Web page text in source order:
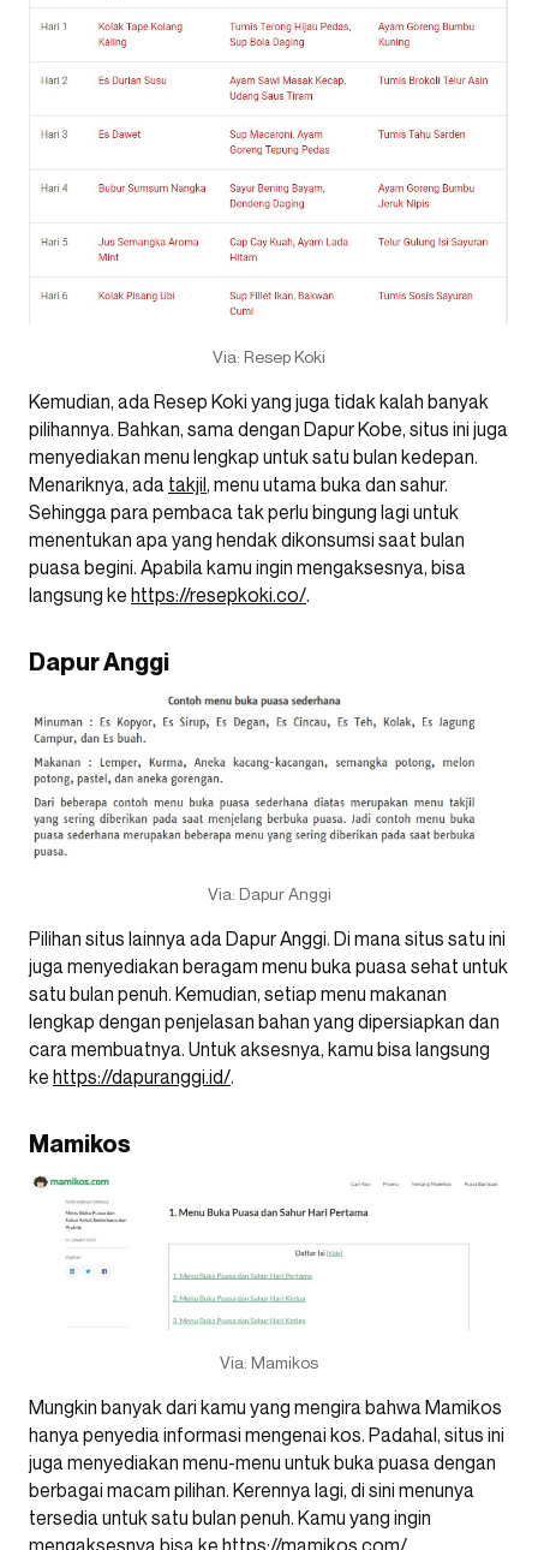
Via: Resep Koki
Kemudian, ada Resep Koki yang juga tidak kalah banyak
pilihannya. Bahkan, sama dengan Dapur Kobe, situs ini juga
menyediakan menu lengkap untuk satu bulan kedepan.
Menariknya, ada takjil, menu utama buka dan sahur.
Sehingga para pembaca tak perlu bingung lagi untuk
menentukan apa yang hendak dikonsumsi saat bulan
puasa begini. Apabila kamu ingin mengaksesnya, bisa
langsung ke https://resepkoki.co/.
Dapur Anggi
Via: Dapur Anggi
Pilihan situs lainnya ada Dapur Anggi. Di mana situs satu ini
juga menyediakan beragam menu buka puasa sehat untuk
satu bulan penuh. Kemudian, setiap menu makanan
lengkap dengan penjelasan bahan yang dipersiapkan dan
cara membuatnya. Untuk aksesnya, kamu bisa langsung
ke https://dapuranggi.id/.
Mamikos
Via: Mamikos
Mungkin banyak dari kamu yang mengira bahwa Mamikos
hanya penyedia informasi mengenai kos. Padahal, situs ini
juga menyediakan menu-menu untuk buka puasa dengan
berbagai macam pilihan. Kerennya lagi, di sini menunya
tersedia untuk satu bulan penuh. Kamu yang ingin
mengaksesnya bisa ke https://mamikos.com/